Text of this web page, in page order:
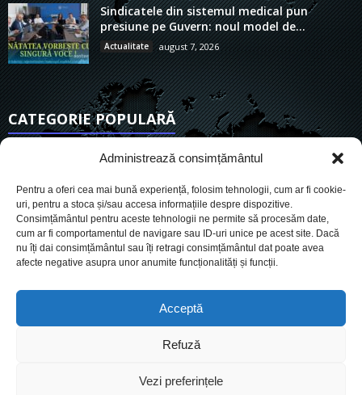
Administrează consimțământul
Pentru a oferi cea mai bună experiență, folosim tehnologii, cum ar fi cookie-
uri, pentru a stoca și/sau accesa informațiile despre dispozitive.
Consimțământul pentru aceste tehnologii ne permite să procesăm date,
cum ar fi comportamentul de navigare sau ID-uri unice pe acest site. Dacă
nu îți dai consimțământul sau îți retragi consimțământul dat poate avea
afecte negative asupra unor anumite funcționalități și funcții.
Acceptă
Refuză
Vezi preferințele
Sindicatele din sistemul medical pun
presiune pe Guvern: noul model de...
Actualitate august 7, 2026
CATEGORIE POPULARĂ
6911
Social
Politic
Economie
561
Despre Noi Termeni si conditii